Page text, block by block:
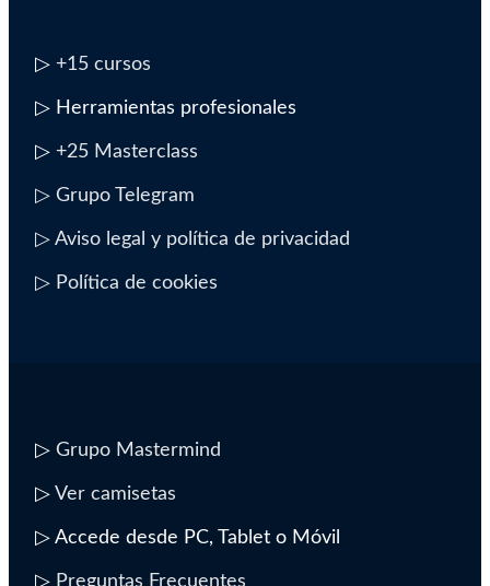
▷ +15 cursos
▷ Herramientas profesionales
▷ +25 Masterclass
▷ Grupo Telegram
▷ Aviso legal y política de privacidad
▷ Política de cookies
▷ Grupo Mastermind
▷ Ver camisetas
▷ Accede desde PC, Tablet o Móvil
▷ Preguntas Frecuentes